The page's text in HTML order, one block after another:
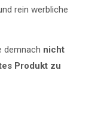
rein werbliche
demnach nicht
Produkt zu